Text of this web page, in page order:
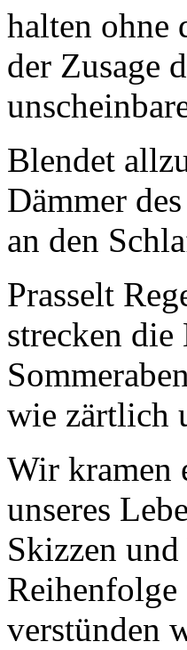
halten ohne
der Zusage
Blendet
Dämmer
an den
Prasselt
strecken
wie zärtlich
Wir kramen
unseres
Skizzen
verstünden